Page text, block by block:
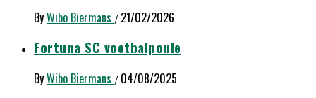
ByWibo Biermans / 21/02/2026
Fortuna SC voetbalpoule
ByWibo Biermans / 04/08/2025